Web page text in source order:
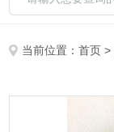
当前位置：首页 >